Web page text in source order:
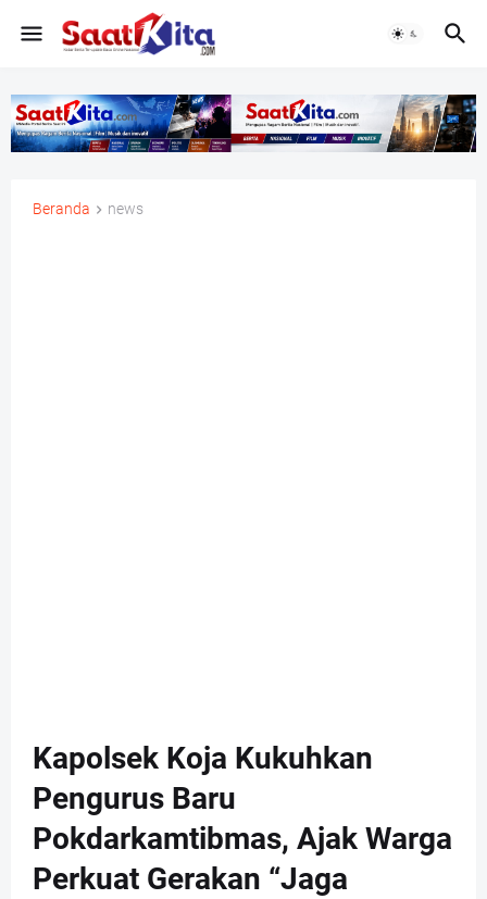
Beranda news
Kapolsek Koja Kukuhkan
Pengurus Baru
Pokdarkamtibmas, Ajak Warga
Perkuat Gerakan “Jaga